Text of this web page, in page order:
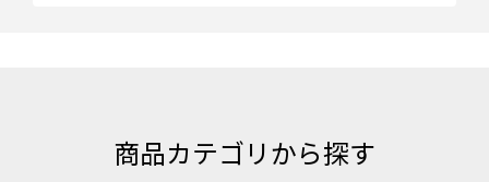
商品カテゴリから探す